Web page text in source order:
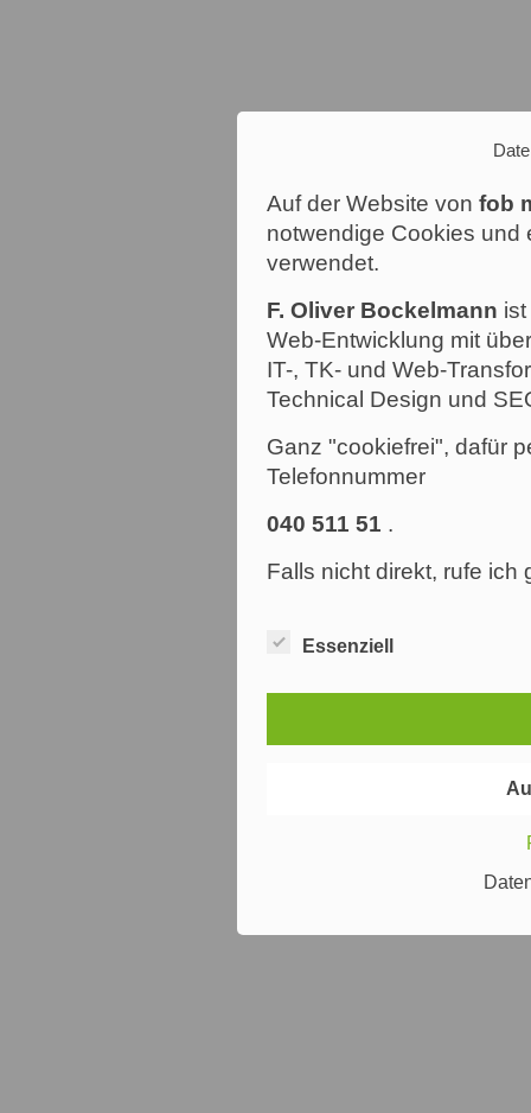
Auf der Website von fob
notwendige Cookies und
verwendet.
F. Oliver Bockelmann
Web-Entwicklung mit
IT-, TK- und Web-
Technical Design und
Ganz "cookiefrei", dafür
Telefonnummer
040 511 51 .
Falls nicht direkt, rufe ich
Essenziell